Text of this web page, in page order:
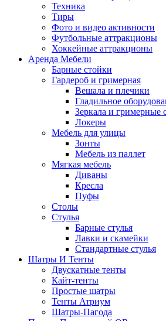
Техника
Тиры
Фото и видео активности
Футбольные аттракционы
Хоккейные аттракционы
Аренда Мебели
Барные стойки
Гардероб и гримерная
Вешала и плечики
Гладильное
Зеркала и гримерные
Локеры
Мебель для улицы
Зонты
Мебель из паллет
Мягкая мебель
Диваны
Кресла
Пуфы
Столы
Стулья
Барные стулья
Лавки и скамейки
Стандартные стулья
Шатры И Тенты
Двускатные тенты
Кайт-тенты
Простые шатры
Тенты Атриум
Шатры-Пагода